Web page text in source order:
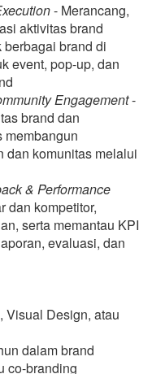
- Merancang,
aktivitas brand
brand di
event, pop-up, dan
Engagement-
brand dan
membangun
dan komunitas melalui
& Performance
dan kompetitor,
serta memantau KPI
evaluasi, dan
Visual Design, atau
dalam brand
co-branding